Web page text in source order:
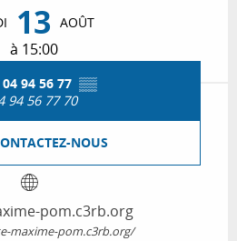
13 AOÛT
à 15:00
04 94 56 77 ▒▒
94 56 77 70
NOUS
pom.c3rb.org
maxime-pom.c3rb.org/